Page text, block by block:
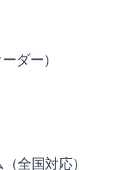
ダー）
全国対応）